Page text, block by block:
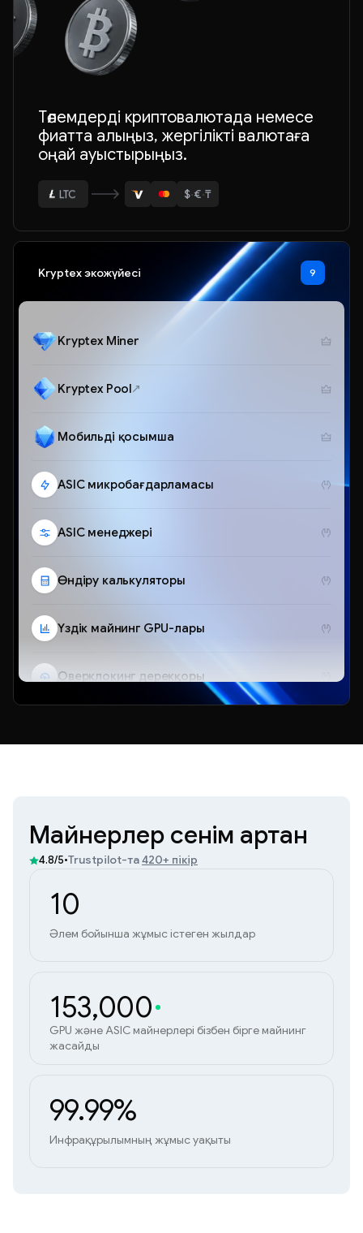
Төлемдерді криптовалютада немесе
фиатта алыңыз, жергілікті валютаға
оңай ауыстырыңыз.
ETH
BTC
USDT
LTC
$·€·₸
Kryptex экожүйесі 9
Kryptex Miner
Kryptex Pool
Мобильді қосымша
ASIC микробағдарламасы
ASIC менеджері
Өндіру калькуляторы
Үздік майнинг GPU-лары
Оверклокинг дерекқоры
Майнерлер сенім артқан
4.8/5•Trustpilot-та420+ пікір
10
Әлем бойынша жұмыс істеген жылдар
153,000
GPU және ASIC майнерлері бізбен бірге майнинг
жасайды
99.99%
Инфрақұрылымның жұмыс уақыты